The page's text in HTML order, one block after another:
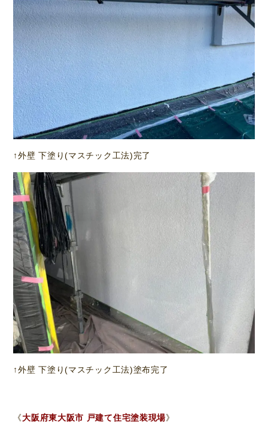
↑外壁 下塗り(マスチック工法)完了
↑外壁 下塗り(マスチック工法)塗布完了
《大阪府東大阪市 戸建て住宅塗装現場》